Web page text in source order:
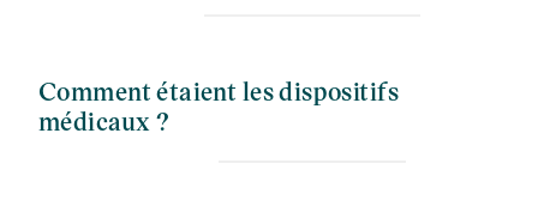
Comment étaient les dispositifs
médicaux ?